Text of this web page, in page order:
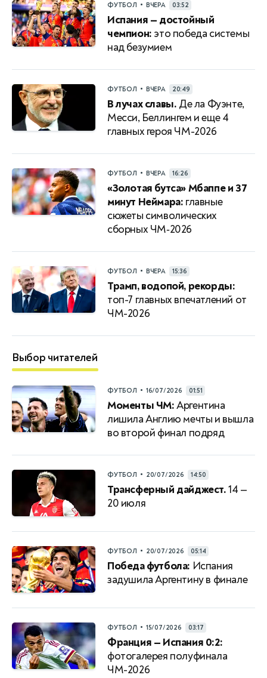
ФУТБОЛ • ВЧЕРА 03:52
Испания — достойный
чемпион: это победа системы
над безумием
ФУТБОЛ • ВЧЕРА 20:49
В лучах славы. Де ла Фуэнте,
Месси, Беллингем и еще 4
главных героя ЧМ-2026
ФУТБОЛ • ВЧЕРА 16:26
«Золотая бутса» Мбаппе и 37
минут Неймара: главные
сюжеты символических
сборных ЧМ‑2026
ФУТБОЛ • ВЧЕРА 15:36
Трамп, водопой, рекорды:
топ-7 главных впечатлений от
ЧМ-2026
Выбор читателей
ФУТБОЛ • 16/07/2026 01:51
Моменты ЧМ:Аргентина
лишила Англию мечты и вышла
во второй финал подряд
ФУТБОЛ • 20/07/2026 14:50
Трансферный дайджест.14 —
20 июля
ФУТБОЛ • 20/07/2026 05:14
Победа футбола: Испания
задушила Аргентину в финале
ФУТБОЛ • 15/07/2026 03:17
Франция — Испания 0:2:
фотогалерея полуфинала
ЧМ-2026